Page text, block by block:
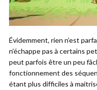
Évidemment, rien n’est
n’échappe pas à certains
peut parfois être un peu
fonctionnement des
étant plus difficiles à